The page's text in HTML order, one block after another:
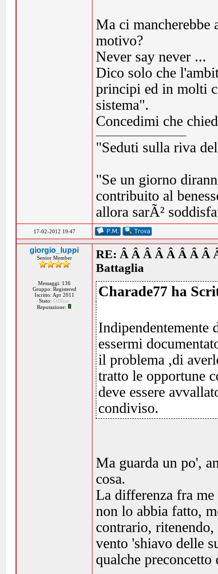
Ma ci mancherebbe
motivo?
Never say never ...
Dico solo che
principi ed in molti
sistema".
Concedimi che
"Seduti sulla riva
"Se un giorno
contribuito al
allora sarÃ²
17-02-2012 19:47
giorgio_luppi
Senior Member
Messaggi: 136
Gruppo: Registered
Iscritto: Apr 2011
Stato: Offline
Reputazione:
RE: Â Â Â Â Â Â Â Â
Battaglia
Charade77 ha
Indipendentemente
essermi
il problema ,di
tratto le opportune
deve essere
condiviso.
Ma guarda un po',
cosa.
La differenza fra
non lo abbia fatto,
contrario,
vento 'shiavo delle
qualche preconcetto